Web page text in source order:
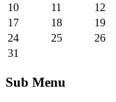
10
11 12
17
18 19
24
25 26
31
Sub Menu